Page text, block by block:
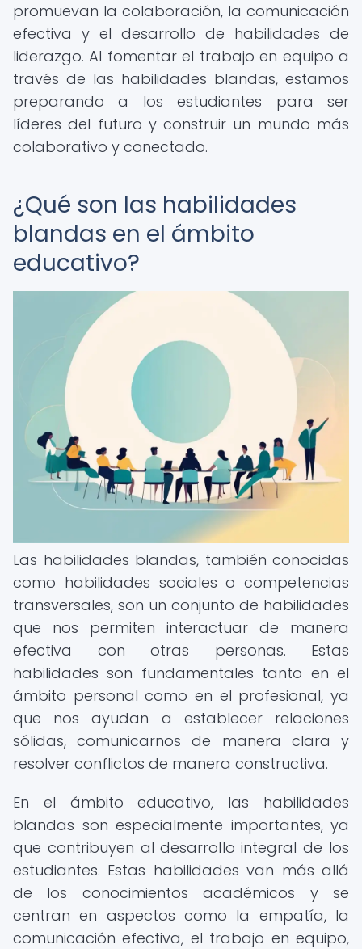
promuevan la colaboración, la comunicación
efectiva y el desarrollo de habilidades de
liderazgo. Al fomentar el trabajo en equipo a
través de las habilidades blandas, estamos
preparando a los estudiantes para ser
líderes del futuro y construir un mundo más
colaborativo y conectado.
¿Qué son las habilidades
blandas en el ámbito
educativo?
Las habilidades blandas, también conocidas
como habilidades sociales o competencias
transversales, son un conjunto de habilidades
que nos permiten interactuar de manera
efectiva con otras personas. Estas
habilidades son fundamentales tanto en el
ámbito personal como en el profesional, ya
que nos ayudan a establecer relaciones
sólidas, comunicarnos de manera clara y
resolver conflictos de manera constructiva.
En el ámbito educativo, las habilidades
blandas son especialmente importantes, ya
que contribuyen al desarrollo integral de los
estudiantes. Estas habilidades van más allá
de los conocimientos académicos y se
centran en aspectos como la empatía, la
comunicación efectiva, el trabajo en equipo,